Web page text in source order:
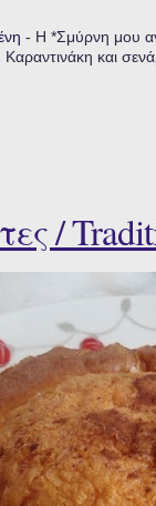
- Η *Σμύρνη μου
και
/